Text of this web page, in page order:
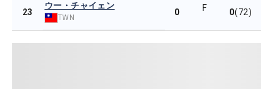
23
ウー・チャイェン
TWN 0 F 0(72)